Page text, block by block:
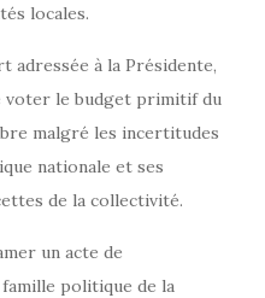
locales.
adressée à la Présidente,
voter le budget primitif du
malgré les incertitudes
nationale et ses
de la collectivité.
un acte de
politique de la